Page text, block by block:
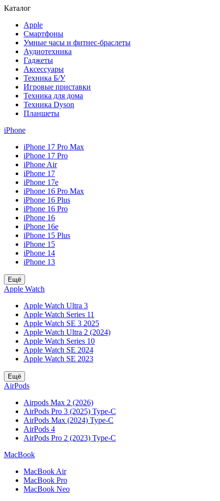
Каталог
Apple
Смартфоны
Умные часы и фитнес-браслеты
Аудиотехника
Гаджеты
Аксессуары
Техника Б/У
Игровые приставки
Техника для дома
Техника Dyson
Планшеты
iPhone
iPhone 17 Pro Max
iPhone 17 Pro
iPhone Air
iPhone 17
iPhone 17e
iPhone 16 Pro Max
iPhone 16 Plus
iPhone 16 Pro
iPhone 16
iPhone 16e
iPhone 15 Plus
iPhone 15
iPhone 14
iPhone 13
Ещё
Apple Watch
Apple Watch Ultra 3
Apple Watch Series 11
Apple Watch SE 3 2025
Apple Watch Ultra 2 (2024)
Apple Watch Series 10
Apple Watch SE 2024
Apple Watch SE 2023
Ещё
AirPods
Airpods Max 2 (2026)
AirPods Pro 3 (2025) Type-C
AirPods Max (2024) Type-C
AirPods 4
AirPods Pro 2 (2023) Type-C
MacBook
MacBook Air
MacBook Pro
MacBook Neo